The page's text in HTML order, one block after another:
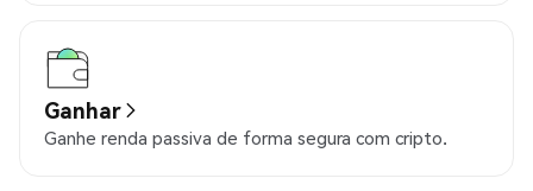
Ganhar
Ganhe renda passiva de forma segura com cripto.